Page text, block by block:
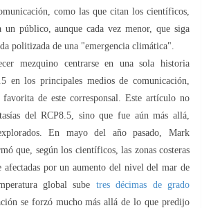
como las que citan los científicos,
un público, aunque cada vez menor, que siga
politizada de una "emergencia climática".
mezquino centrarse en una sola historia
en los principales medios de comunicación,
de este corresponsal. Este artículo no
del RCP8.5, sino que fue aún más allá,
En mayo del año pasado, Mark
que, según los científicos, las zonas costeras
afectadas por un aumento del nivel del mar de
global sube tres décimas de grado
se forzó mucho más allá de lo que predijo